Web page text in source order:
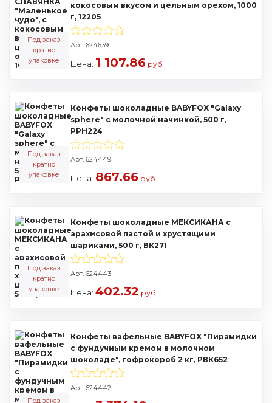
кокосовым вкусом и цельным орехом, 1000
г, 12205
Арт. 624639
Под заказ
кратно
упаковке
Цена: 1 107.86 руб
Конфеты шоколадные BABYFOX "Galaxy
sphere" с молочной начинкой, 500 г,
РРН224
Арт. 624449
Под заказ
кратно
упаковке
Цена: 867.66 руб
Конфеты шоколадные МЕКСИКАНА с
арахисовой пастой и хрустящими
шариками, 500 г, ВК271
Арт. 624443
Под заказ
кратно
упаковке
Цена: 402.32 руб
Конфеты вафельные BABYFOX "Пирамидки
с фундучным кремом в молочном
шоколаде", гофрокороб 2 кг, РВК652
Арт. 624442
Под заказ